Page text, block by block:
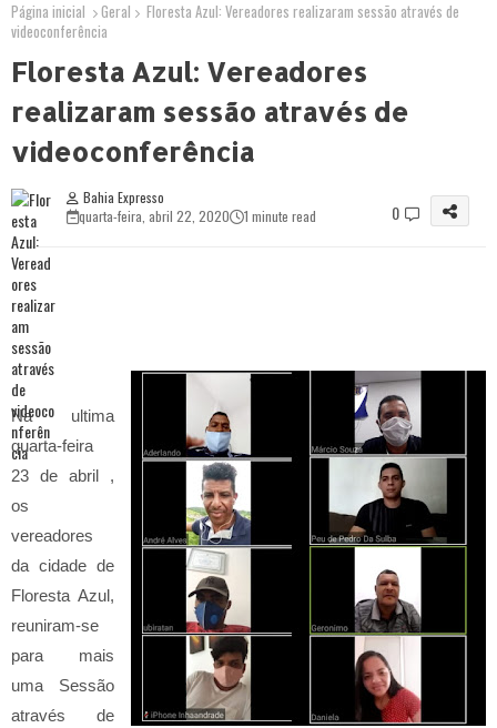
Página inicial Geral
Floresta Azul: Vereadores realizaram sessão através de
videoconferência
Floresta Azul: Vereadores
realizaram sessão através de
videoconferência
Bahia Expresso
quarta-feira, abril 22, 2020
1 minute read 0
Na ultima
quarta-feira
23 de abril ,
os
vereadores
da cidade de
Floresta Azul,
reuniram-se
para mais
uma Sessão
através de